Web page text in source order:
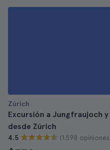
Zúrich
Excursión a Jungfraujoch
desde Zúrich
4.5 (1.598